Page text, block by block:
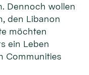
Dennoch wollen
den Libanon
möchten
ein Leben
Communities